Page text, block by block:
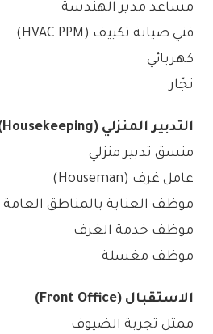
مساعد مدير الهندسة
فني صيانة تكييف (HVAC PPM)
كهربائي
نجّار
التدبير المنزلي (Housekeeping)
منسق تدبير منزلي
عامل غرف (Houseman)
موظف العناية بالمناطق العامة
موظف خدمة الغرف
موظف مغسلة
الاستقبال (Front Office)
ممثل تجربة الضيوف